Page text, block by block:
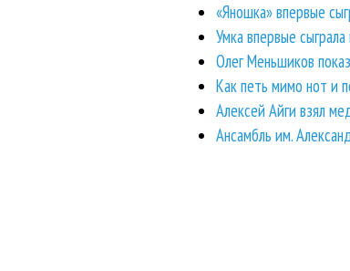
«Яношка» впервые
Умка впервые сыграла
Олег Меньшиков
Как петь мимо нот и
Алексей Айги взял
Ансамбль им.